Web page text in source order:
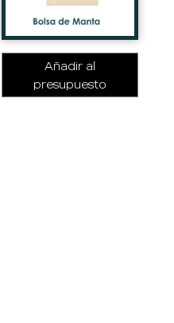
Añadir al
presupuesto